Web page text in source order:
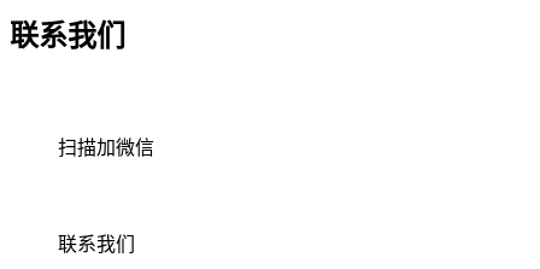
联系我们
扫描加微信
联系我们